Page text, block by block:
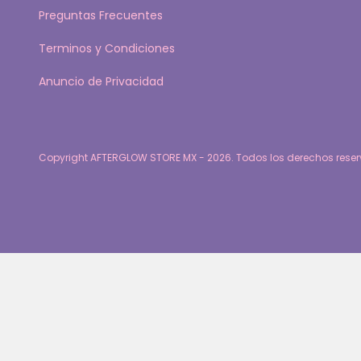
Preguntas Frecuentes
Terminos y Condiciones
Anuncio de Privacidad
Copyright AFTERGLOW STORE MX - 2026. Todos los derechos